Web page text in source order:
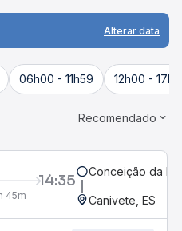
Alterar data
06h00 - 11h59 12h00 -
Recomendado
14:35
45m
Conceição da
Canivete, ES